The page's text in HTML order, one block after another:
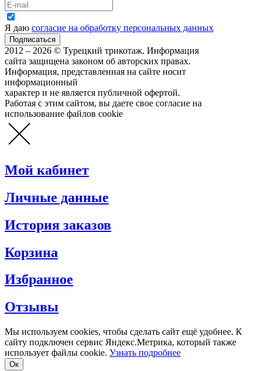
Я даю согласие на обработку персональных данных
2012 – 2026 © Турецкий трикотаж. Информация
сайта защищена законом об авторских правах.
Информация, представленная на сайте носит
информационный
характер и не является публичной офертой.
Работая с этим сайтом, вы даете свое согласие на
использование файлов cookie
Мой кабинет
Личные данные
История заказов
Корзина
Избранное
Отзывы
Мы используем cookies, чтобы сделать сайт ещё удобнее. К
сайту подключен сервис Яндекс.Метрика, который также
использует файлы cookie. Узнать подробнее
Oк